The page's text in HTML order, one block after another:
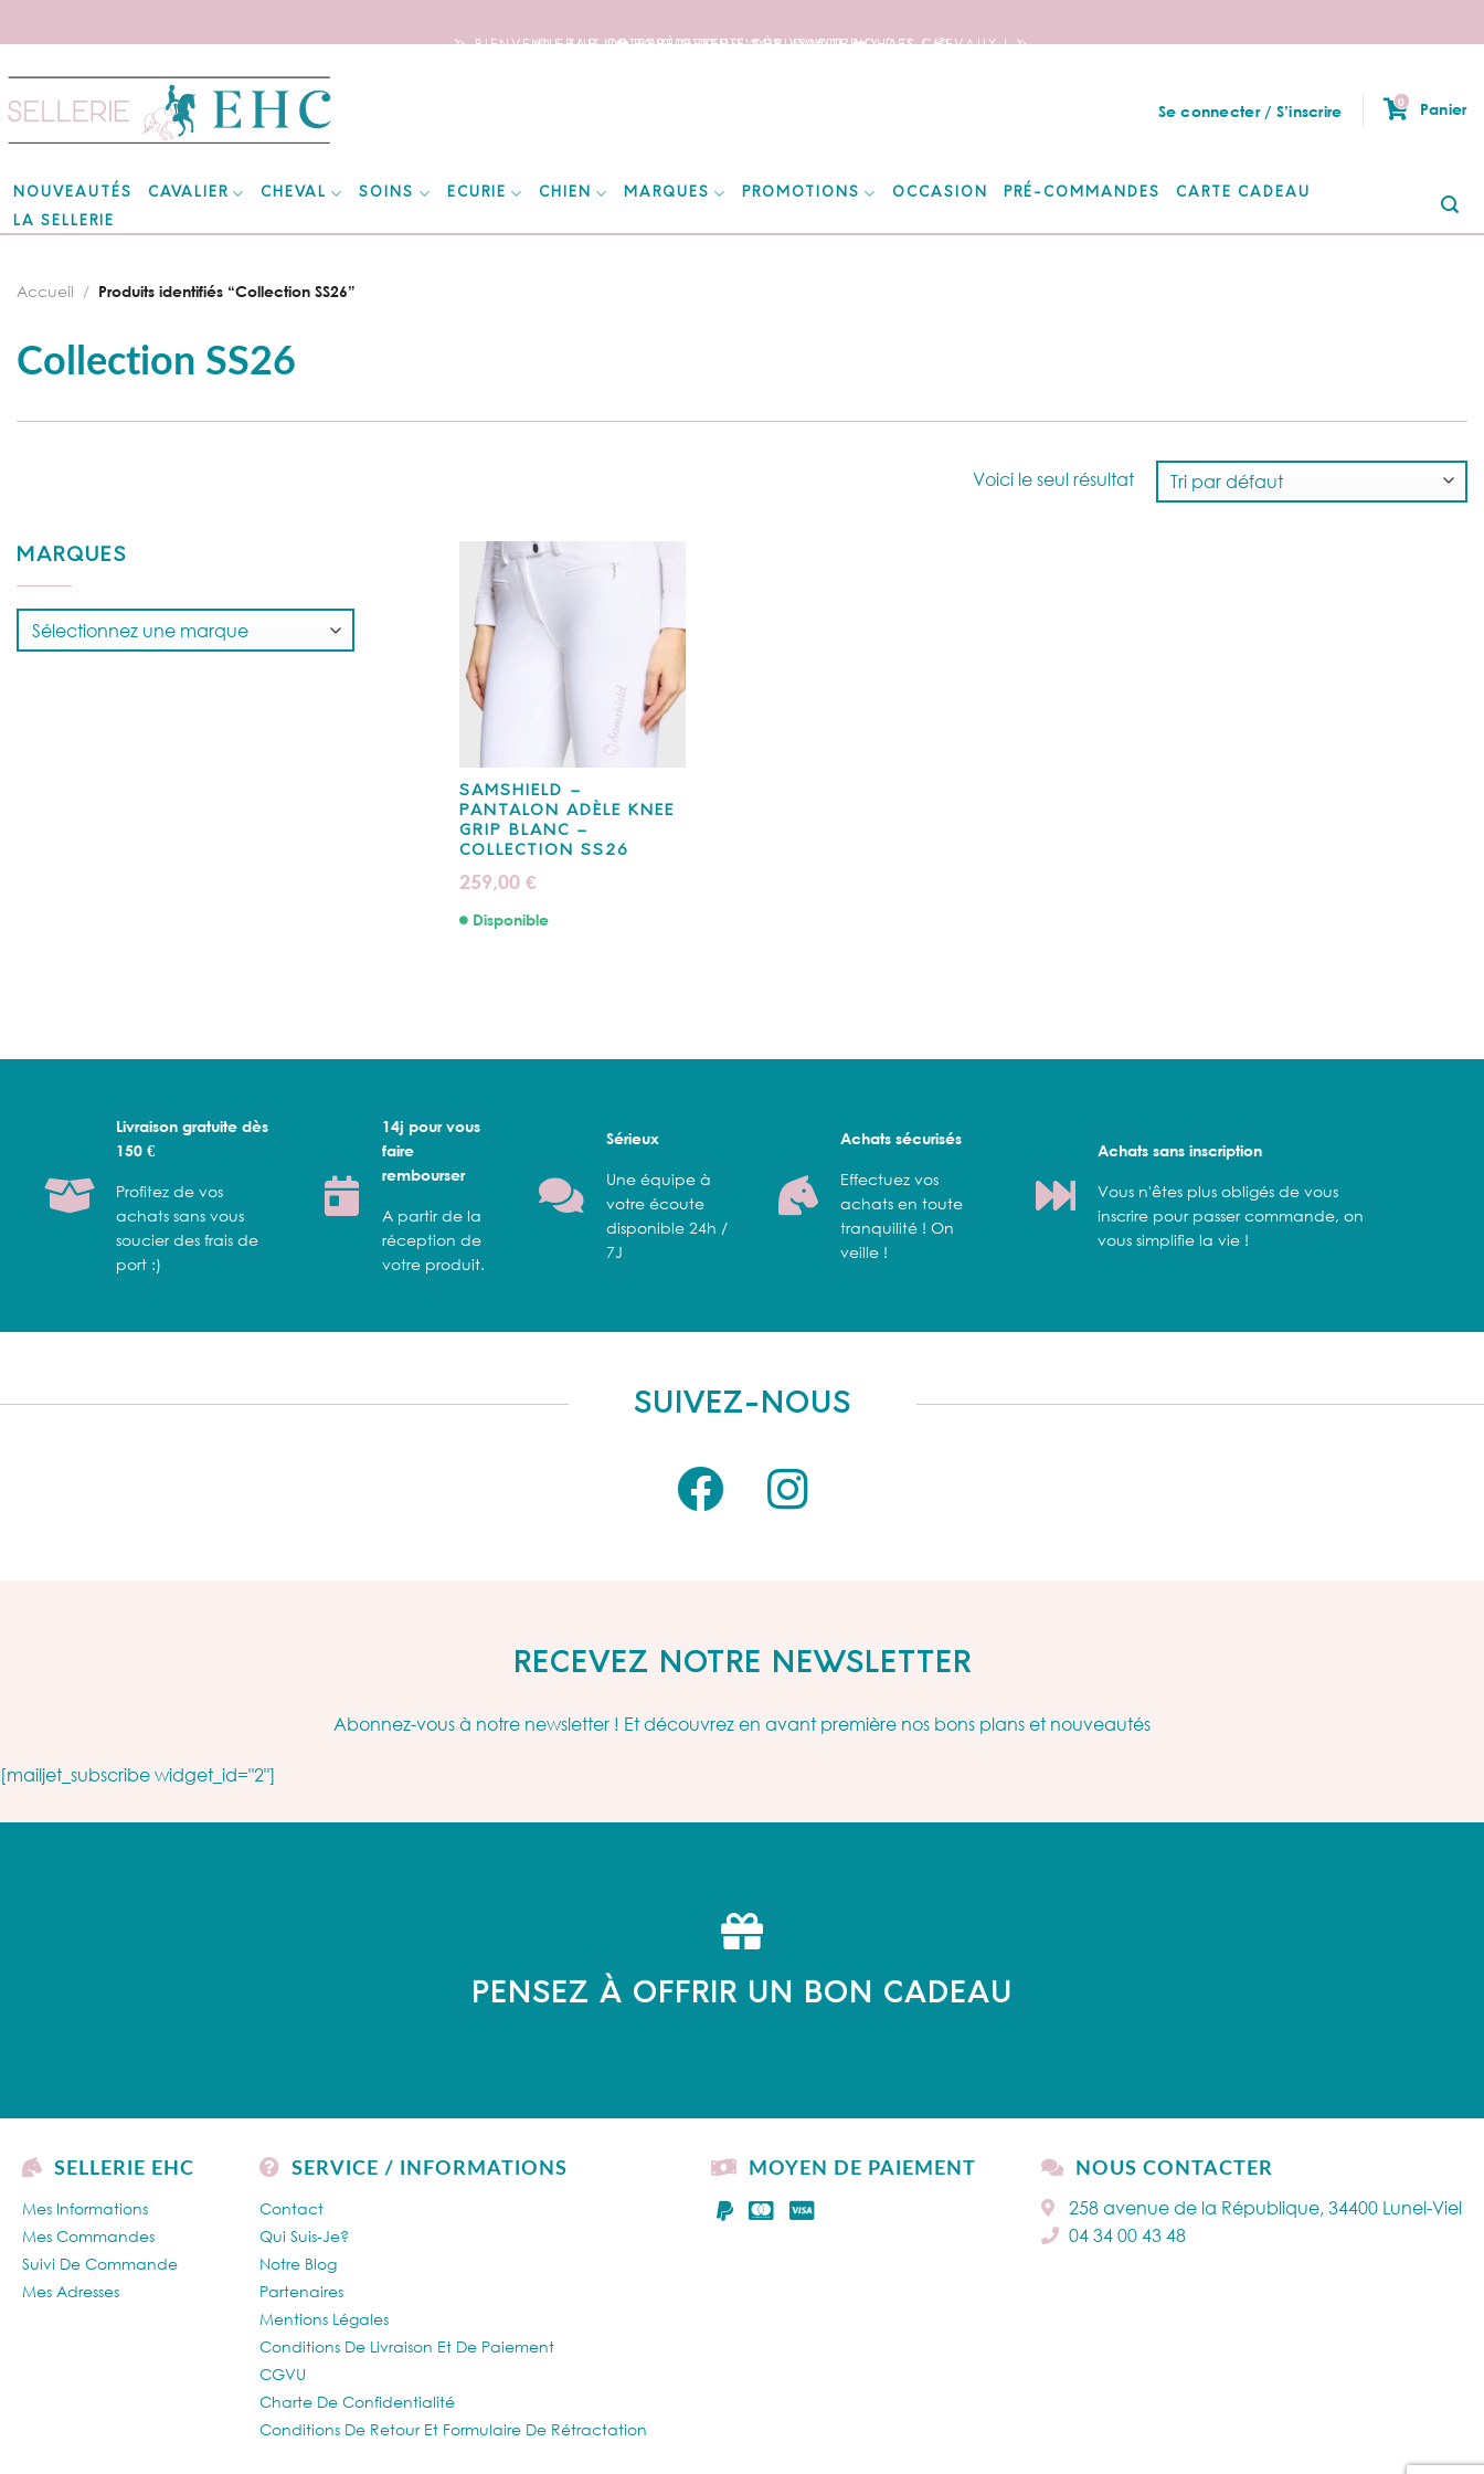
🦄 BIENVENUE SUR NOTRE SITE DEDIE AUX AMOUREUX DES CHEVAUX ! 🦄
📦 FRAIS DE PORT OFFERTS DÈS 150€ D’ACHATS ! 📦
❤️ EXPÉDITIONS WORLDWIDE ❤️
to
content
Se connecter / S’inscrire
0 Panier
NOUVEAUTÉS CAVALIER CHEVAL SOINS ECURIE CHIEN MARQUES PROMOTIONS OCCASION PRÉ-COMMANDES
CARTE CADEAU
LA SELLERIE
Collection SS26
Accueil / Produits identifiés “Collection SS26”
Voici le seul résultat
MARQUES
SAMSHIELD –
PANTALON ADÈLE KNEE
GRIP BLANC –
COLLECTION SS26
259,00 €
Disponible
Livraison gratuite dès
150 €
Profitez de vos
achats sans vous
soucier des frais de
port :)
14j pour vous
faire
rembourser
A partir de la
réception de
votre produit.
Sérieux
Une équipe à
votre écoute
disponible 24h /
7J
Achats sécurisés
Effectuez vos
achats en toute
tranquilité ! On
veille !
Achats sans inscription
Vous n'êtes plus obligés de vous
inscrire pour passer commande, on
vous simplifie la vie !
SUIVEZ-NOUS
RECEVEZ NOTRE NEWSLETTER
Abonnez-vous à notre newsletter ! Et découvrez en avant première nos bons plans et nouveautés
[mailjet_subscribe widget_id="2"]
PENSEZ À OFFRIR UN BON CADEAU
SELLERIE EHC
Mes Informations
Mes Commandes
Suivi De Commande
Mes Adresses
SERVICE / INFORMATIONS
Contact
Qui Suis-Je?
Notre Blog
Partenaires
Mentions Légales
Conditions De Livraison Et De Paiement
CGVU
Charte De Confidentialité
Conditions De Retour Et Formulaire De Rétractation
MOYEN DE PAIEMENT NOUS CONTACTER
258 avenue de la République, 34400 Lunel-Viel
04 34 00 43 48